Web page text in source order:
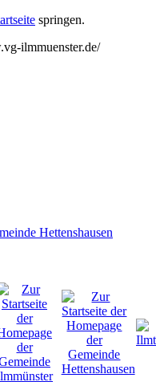
springen.
ilmmuenster.de/